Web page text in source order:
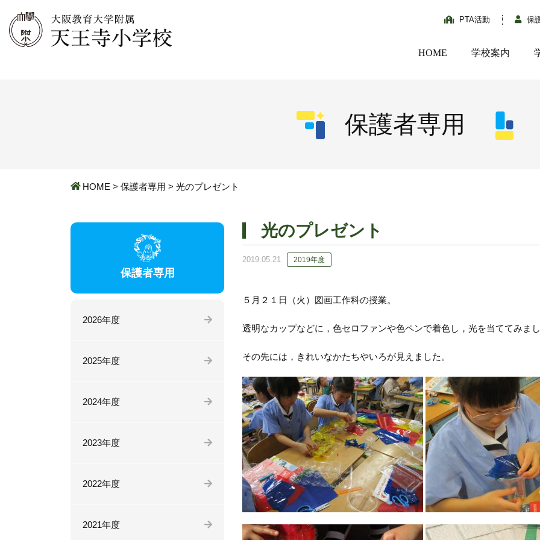
PTA活動 保
HOME 学校案内
保護者専用
HOME > 保護者専用 > 光のプレゼント
光のプレゼント
2019.05.21 2019年度
５月２１日（火）図画工作科の授業。
透明なカップなどに，色セロファンや色ペンで着色し，光を当ててみま
その先には，きれいなかたちやいろが見えました。
保護者専用
2026年度
2025年度
2024年度
2023年度
2022年度
2021年度